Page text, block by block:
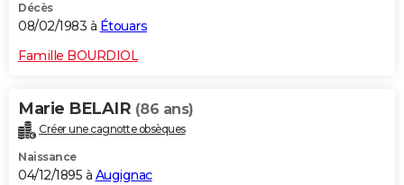
Décès
08/02/1983 à Étouars
Famille BOURDIOL
Marie BELAIR (86 ans)
Créer une cagnotte obsèques
Naissance
04/12/1895 à Augignac